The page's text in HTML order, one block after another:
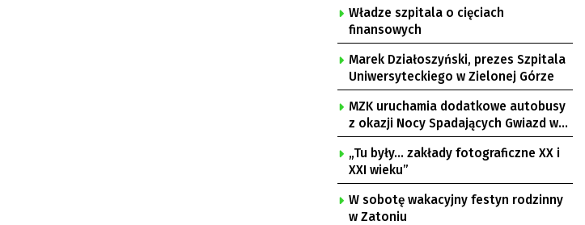
Władze szpitala o cięciach
finansowych
Marek Działoszyński, prezes Szpitala
Uniwersyteckiego w Zielonej Górze
MZK uruchamia dodatkowe autobusy
z okazji Nocy Spadających Gwiazd w
Ochli
„Tu były… zakłady fotograficzne XX i
XXI wieku”
W sobotę wakacyjny festyn rodzinny
w Zatoniu